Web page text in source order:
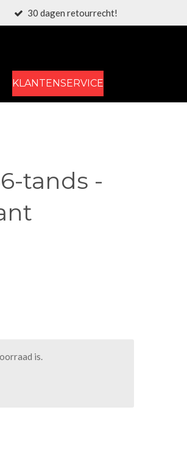
30 dagen retourrecht!
KLANTENSERVICE
tands -
is.